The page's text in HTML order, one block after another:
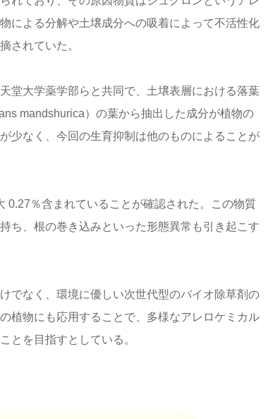
による分解や土壌成分への吸着によって不活性化
されていた。
堂大学薬学部らと共同で、土壌表層における落葉
mandshurica）の葉から抽出した成分が植物の
少なく、今回の生育抑制は他のものによることが
0.27％含まれていることが確認された。この物質
ち、根の巻き込みといった形態異常も引き起こす
でなく、環境に優しい次世代型のバイオ除草剤の
植物にも応用することで、多様なアレロケミカル
とを目指すとしている。